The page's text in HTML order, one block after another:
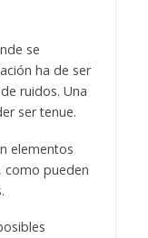
se
ha de ser
ruidos. Una
ser tenue.
elementos
como pueden